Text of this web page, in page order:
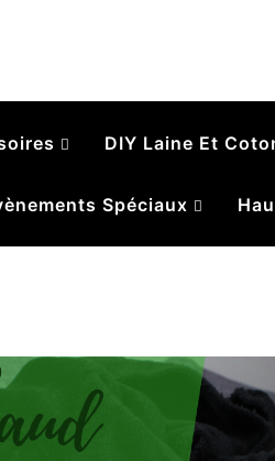
Zébré
DIY Laine Et
Spéciaux